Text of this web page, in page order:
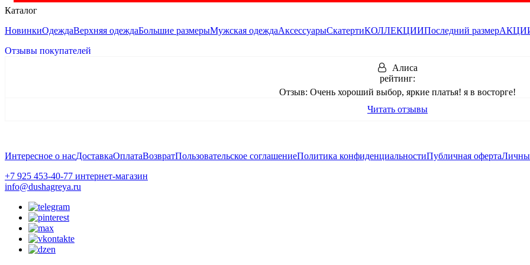
И ещё одна моя покупка. Честно говоря, не обратила бы внимание на это платье, если бы консультанты не подсказали. Кто же
Платье "Ундина. Лебединое озеро"
Спасибо за это потрясающее платье. Сделала себе подарок на 8 марта. Жаль только, что когда оформляла заказ, мне сказакли,
Каталог
НовинкиОдеждаВерхняя одеждаБольшие размерыМужская одеждаАксессуарыСкатертиКОЛЛЕКЦИИПоследний размер
Отзывы покупателей
Алиса
рейтинг:
Отзыв: Очень хороший выбор, яркие платья! я в восторге!
Читать отзывы
Интересное о насДоставкаОплатаВозвратПользовательское соглашениеПолитика конфиденциальностиПубличная оферта
+7 925 453-40-77 интернет-магазин
info@dushagreya.ru